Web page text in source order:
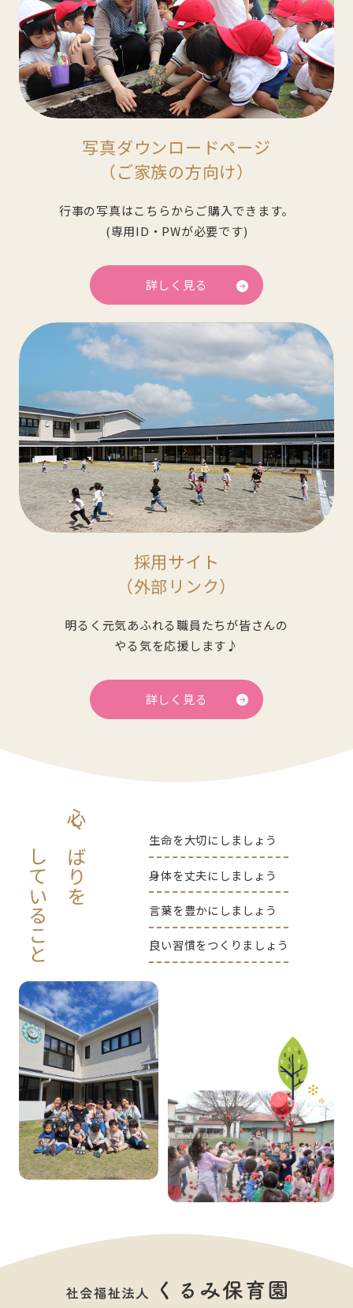
写真ダウンロードページ
（ご家族の方向け）
行事の写真はこちらからご購入できます。
(専用ID・PWが必要です)
詳しく見る
採用サイト
（外部リンク）
明るく元気あふれる職員たちが皆さんの
やる気を応援します♪
詳しく見る
心くばりを
していること
生命を大切にしましょう
身体を丈夫にしましょう
言葉を豊かにしましょう
良い習慣をつくりましょう